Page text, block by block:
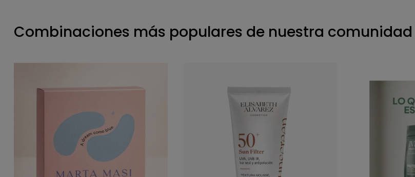
Combinaciones más populares de nuestra comunidad